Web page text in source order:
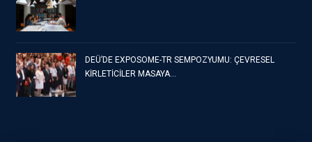
DEÜ’DE EXPOSOME-TR SEMPOZYUMU: ÇEVRESEL
KİRLETİCİLER MASAYA…